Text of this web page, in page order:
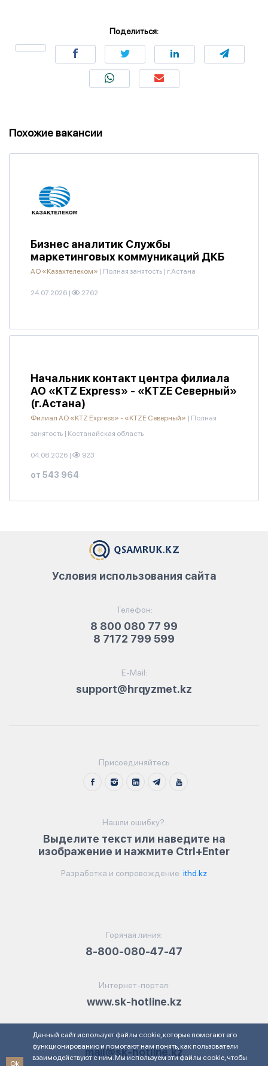
Поделиться:
Похожие вакансии
Бизнес аналитик Службы
маркетинговых коммуникаций ДКБ
АО «Казахтелеком» | Полная занятость | г.Астана
24.07.2026 | 2762
Начальник контакт центра филиала
АО «KTZ Express» - «KTZE Северный»
(г.Астана)
Филиал АО «KTZ Express» - «KTZE Северный» | Полная
занятость | Костанайская область
04.08.2026 | 923
от 543 964
Телефон:
8 800 080 77 99
8 7172 799 599
E-Mail:
support@hrqyzmet.kz
Условия использования сайта
Присоединяйтесь
Нашли ошибку?:
Выделите текст или наведите на
изображение и нажмите Ctrl+Enter
Разработка и сопровождение ithd.kz
Горячая линия:
8-800-080-47-47
Интернет-портал:
www.sk-hotline.kz
Электронная почта:
mail@sk-hotline.kz
Ok
Данный сайт использует файлы cookie, которые помогают его
функционированию и помогают нам понять, как пользователи
взаимодействуют с ним. Мы используем эти файлы cookie, чтобы